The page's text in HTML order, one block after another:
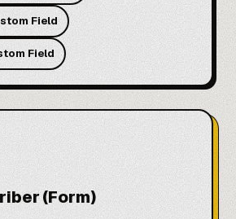
Field
Field
(Form)